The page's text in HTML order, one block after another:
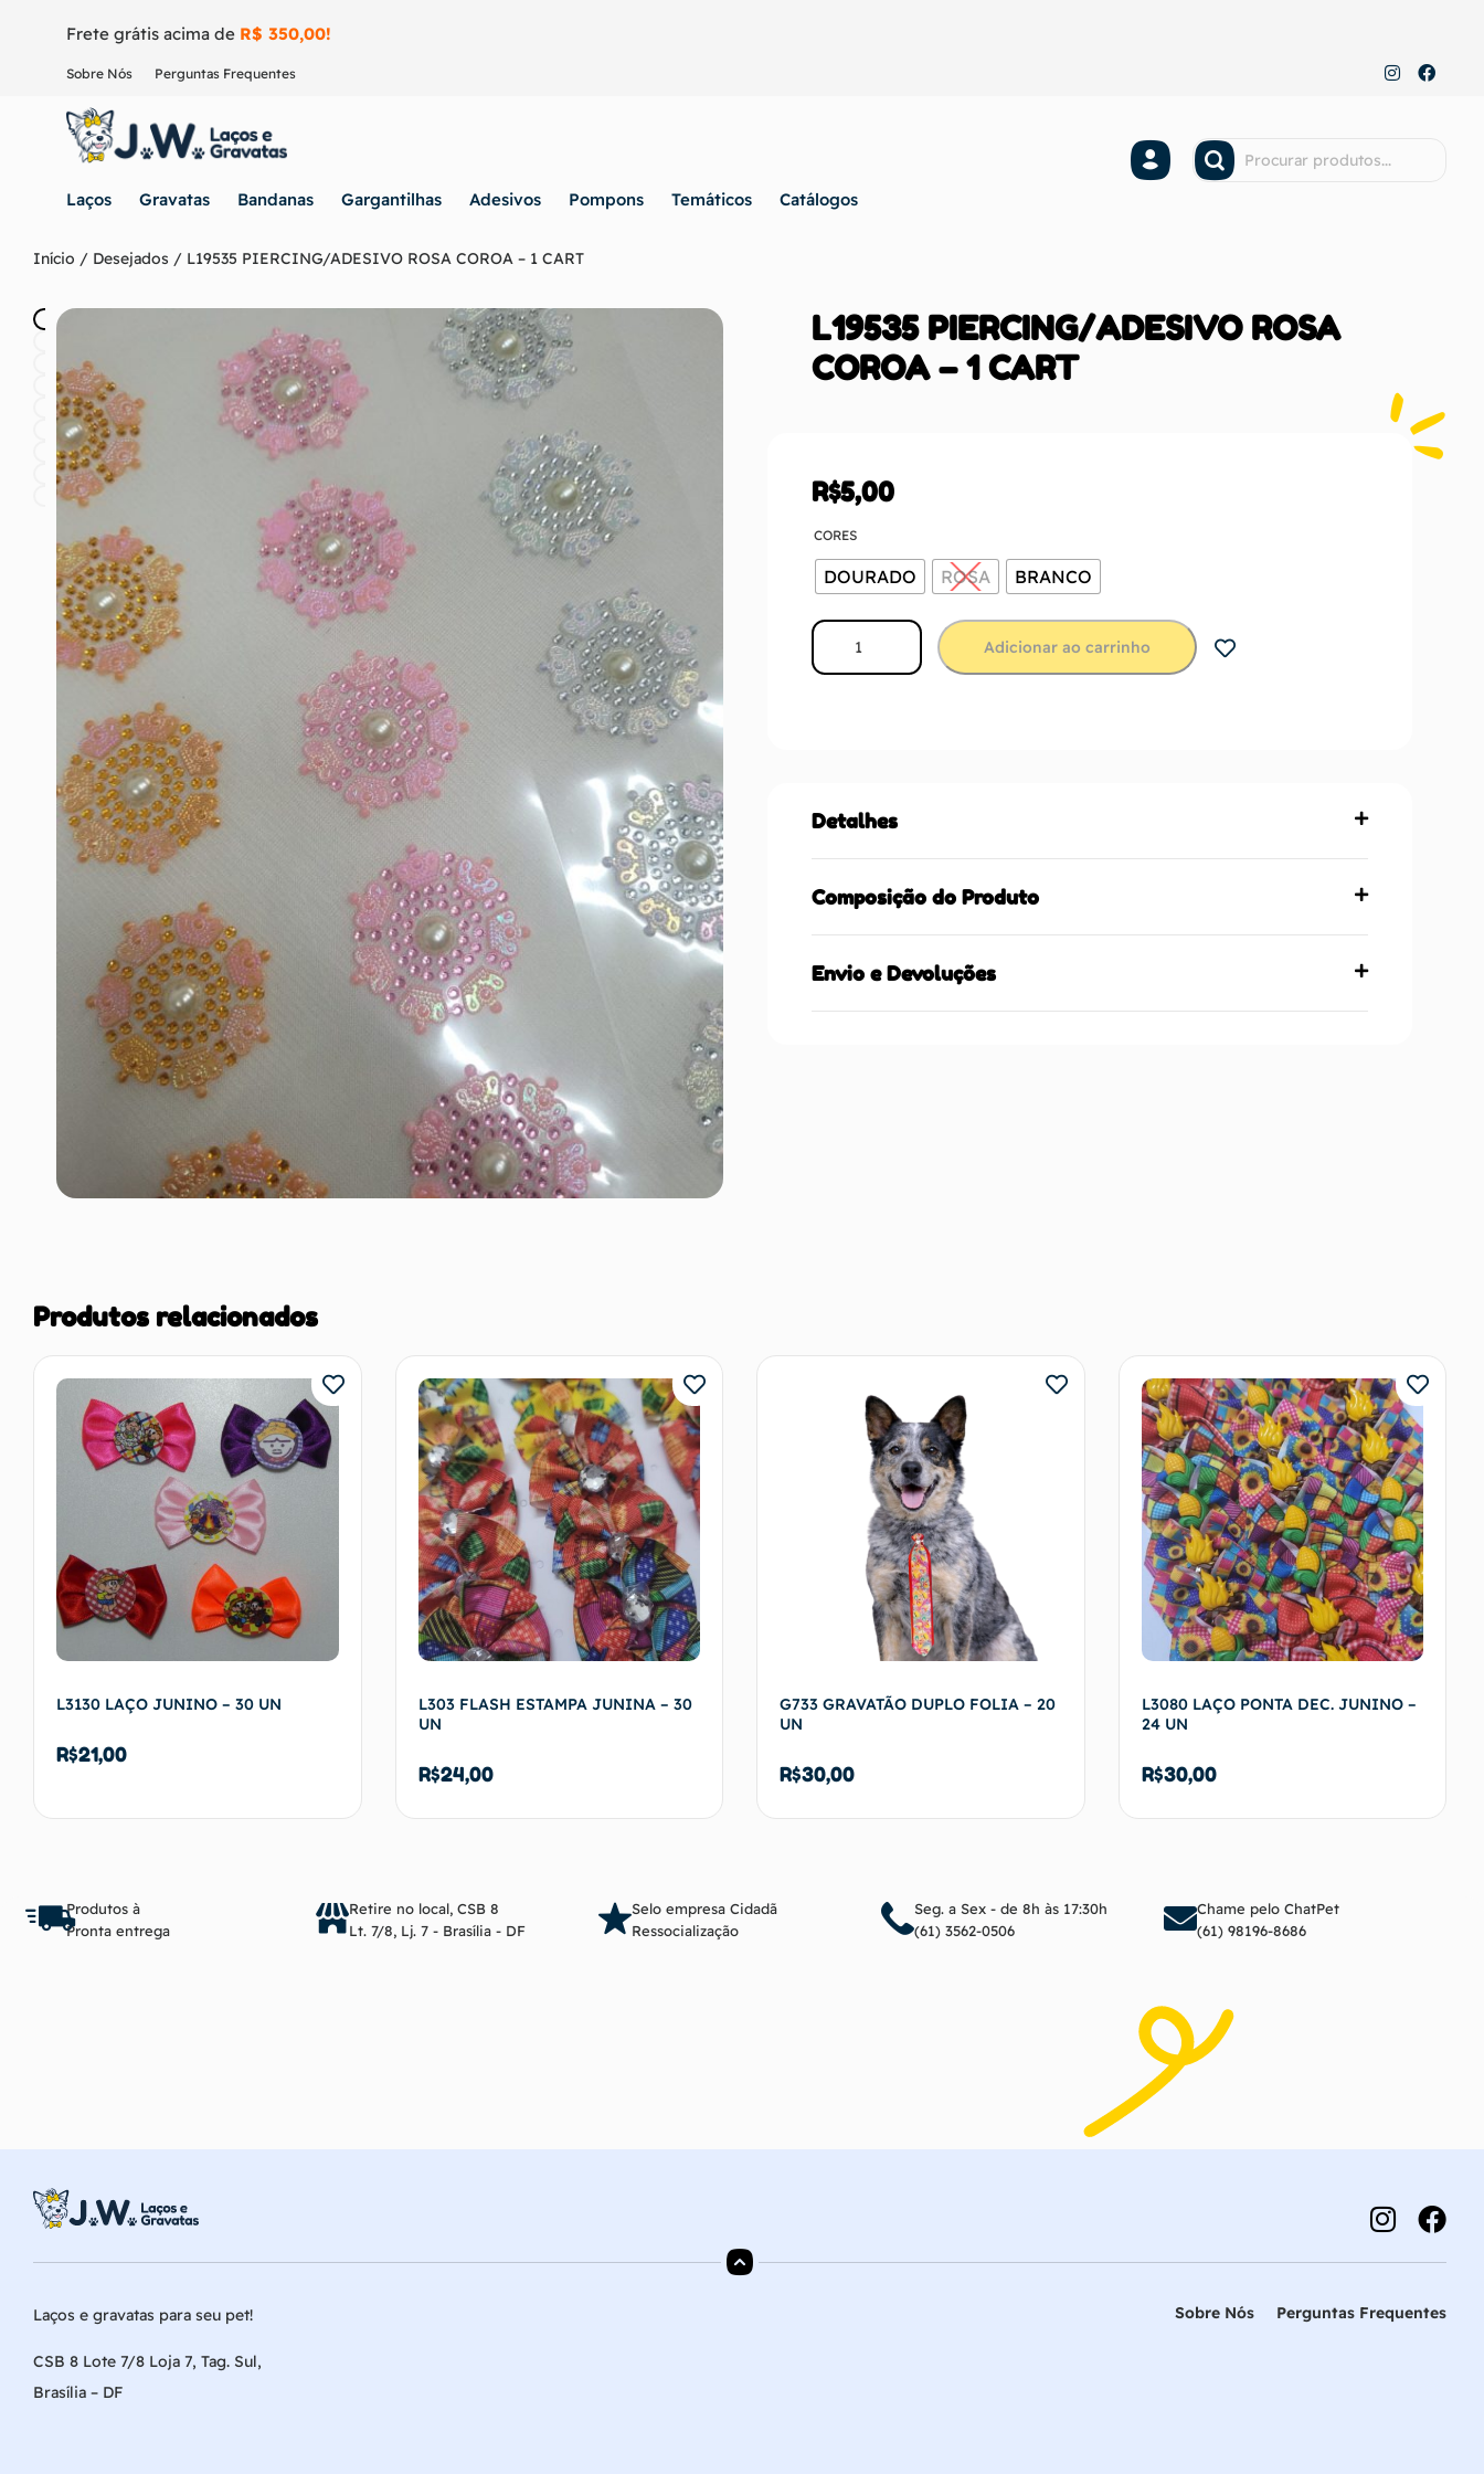
Frete grátis acima de R$ 350,00!
Sobre Nós Perguntas Frequentes
Laços Gravatas Bandanas Gargantilhas Adesivos Pompons Temáticos Catálogos
Início / Desejados / L19535 PIERCING/ADESIVO ROSA COROA – 1 CART
L19535 PIERCING/ADESIVO ROSA
COROA – 1 CART
R$5,00
CORES
DOURADO ROSA BRANCO
Adicionar ao carrinho
Detalhes
Composição do Produto
Envio e Devoluções
Produtos relacionados
L3130 LAÇO JUNINO – 30 UN
R$21,00
L303 FLASH ESTAMPA JUNINA – 30
UN
R$24,00
Adicionar ao carrinho
G733 GRAVATÃO DUPLO FOLIA – 20
UN
R$30,00
Adicionar ao carrinho
L3080 LAÇO PONTA DEC. JUNINO –
24 UN
R$30,00
Adicionar ao carrinho
Produtos à
Pronta entrega
Retire no local, CSB 8
Lt. 7/8, Lj. 7 - Brasília - DF
Selo empresa Cidadã
Ressocialização
Seg. a Sex - de 8h às 17:30h
(61) 3562-0506
Chame pelo ChatPet
(61) 98196-8686
Laços e gravatas para seu pet!
CSB 8 Lote 7/8 Loja 7, Tag. Sul,
Brasília – DF
Sobre Nós Perguntas Frequentes